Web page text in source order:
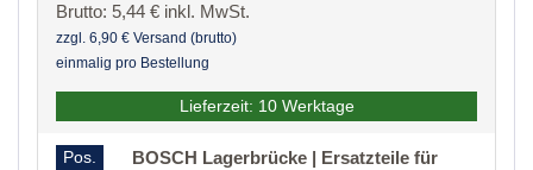
Brutto: 5,44 € inkl. MwSt.
zzgl. 6,90 € Versand (brutto)
einmalig pro Bestellung
Lieferzeit: 10 Werktage
Pos.
BOSCH Lagerbrücke | Ersatzteile für